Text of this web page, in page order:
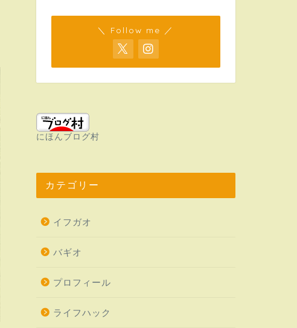
＼ Follow me ／
にほんブログ村
カテゴリー
イフガオ
バギオ
プロフィール
ライフハック